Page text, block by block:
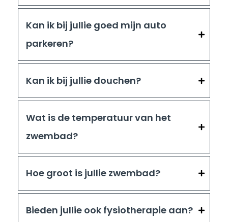
Kan ik bij jullie goed mijn auto
parkeren?
Kan ik bij jullie douchen?
Wat is de temperatuur van het
zwembad?
Hoe groot is jullie zwembad?
Bieden jullie ook fysiotherapie aan?